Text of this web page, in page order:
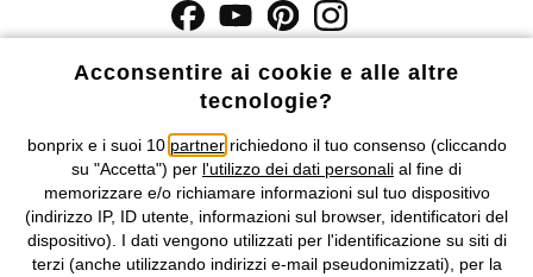
I prezzi sono IVA inclusa. Non includonole spese di spedizione e i
costi di servizio.
Condizioni di vendita Accessibilità
Informativa privacy e cookie Gestione dei cookie
Informazioni legali Diritto di recesso
Acconsentire ai cookie e alle altre
tecnologie?
bonprix e i suoi 10 partnerrichiedono il tuo consenso (cliccando
su "Accetta") per l'utilizzo dei dati personali al fine di
memorizzare e/o richiamare informazioni sul tuo dispositivo
(indirizzo IP, ID utente, informazioni sul browser, identificatori del
dispositivo). I dati vengono utilizzati per l'identificazione su siti di
terzi (anche utilizzando indirizzi e-mail pseudonimizzati), per la